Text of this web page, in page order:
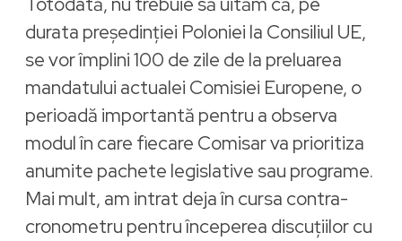
durata președinției Poloniei la Consiliul UE,
se vor împlini 100 de zile de la preluarea
mandatului actualei Comisiei Europene, o
perioadă importantă pentru a observa
modul în care fiecare Comisar va prioritiza
anumite pachete legislative sau programe.
Mai mult, am intrat deja în cursa contra-
cronometru pentru începerea discuțiilor cu